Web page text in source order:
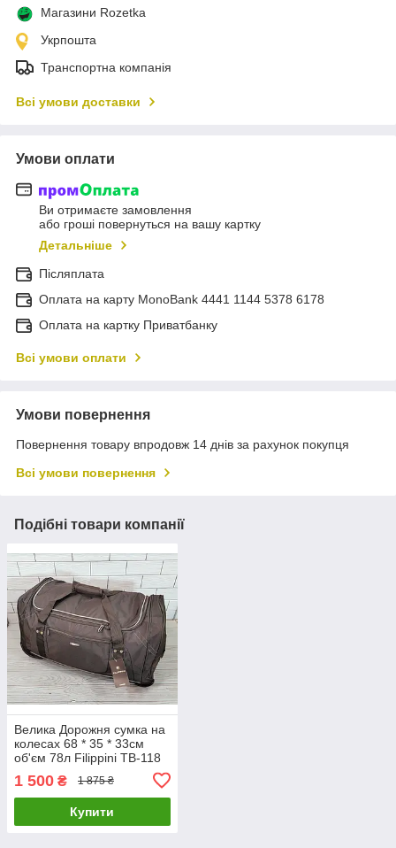
Магазини Rozetka
Укрпошта
Транспортна компанія
Всі умови доставки
Умови оплати
Ви отримаєте замовлення
або гроші повернуться на вашу картку
Детальніше
Післяплата
Оплата на карту MonoBank 4441 1144 5378 6178
Оплата на картку Приватбанку
Всі умови оплати
Умови повернення
Повернення товару впродовж 14 днів за рахунок покупця
Всі умови повернення
Подібні товари компанії
Велика Дорожня сумка на
колесах 68 * 35 * 33см
об'єм 78л Filippini TB-118
1 500 ₴ 1 875 ₴
Купити